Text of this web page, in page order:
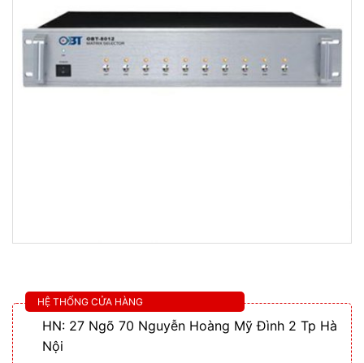
HỆ THỐNG CỬA HÀNG
HN: 27 Ngõ 70 Nguyễn Hoàng Mỹ Đình 2 Tp Hà
Nội